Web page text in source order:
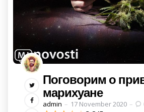
Поговорим о
марихуане
Posted
admin 17 November 2020